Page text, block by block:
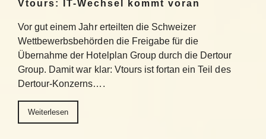
Vtours: IT-Wechsel kommt voran
Vor gut einem Jahr erteilten die Schweizer
Wettbewerbsbehörden die Freigabe für die
Übernahme der Hotelplan Group durch die Dertour
Group. Damit war klar: Vtours ist fortan ein Teil des
Dertour-Konzerns….
Weiterlesen